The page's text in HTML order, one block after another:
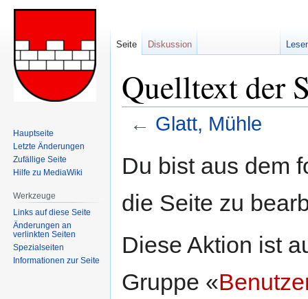
Quelltext der
← Glatt, Mühle
Navigation
Suche
Du bist aus dem
die Seite zu
Diese Aktion ist
Gruppe «
Seite Diskussion
Hauptseite
Letzte Änderungen
Zufällige Seite
Hilfe zu MediaWiki
Werkzeuge
Links auf diese Seite
Änderungen an
verlinkten Seiten
Spezialseiten
Informationen zur Seite